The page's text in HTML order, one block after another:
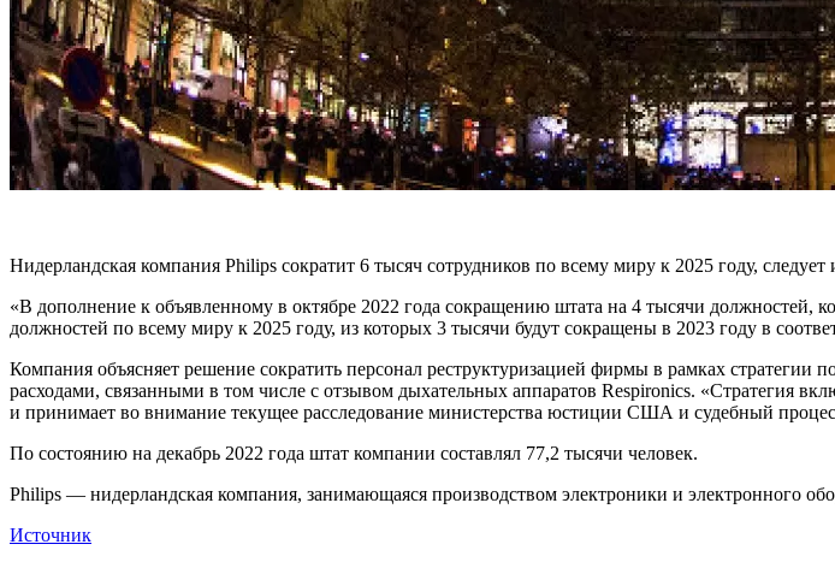
Нидерландская компания Philips сократит 6 тысяч сотрудников по всему миру к 2025 году, следует
«В дополнение к объявленному в октябре 2022 года сокращению штата на 4 тысячи должностей,
должностей по всему миру к 2025 году, из которых 3 тысячи будут сокращены в 2023 году в
Компания объясняет решение сократить персонал реструктуризацией фирмы в рамках
расходами, связанными в том числе с отзывом дыхательных аппаратов Respironics. «Стратегия
и принимает во внимание текущее расследование министерства юстиции США и судебный
По состоянию на декабрь 2022 года штат компании составлял 77,2 тысячи человек.
Philips — нидерландская компания, занимающаяся производством электроники и электронного
Источник